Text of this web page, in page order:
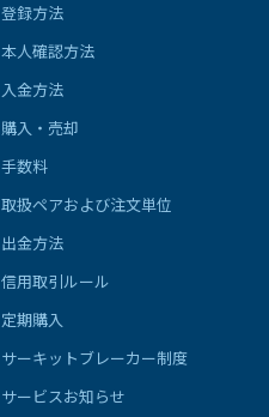
登録方法
本人確認方法
入金方法
購入・売却
手数料
取扱ペアおよび注文単位
出金方法
信用取引ルール
定期購入
サーキットブレーカー制度
サービスお知らせ